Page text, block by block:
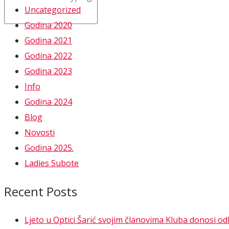
Uncategorized
Godina 2020
Godina 2021
Godina 2022
Godina 2023
Info
Godina 2024
Blog
Novosti
Godina 2025.
Ladies Subote
Recent Posts
Ljeto u Optici Šarić svojim članovima Kluba donosi